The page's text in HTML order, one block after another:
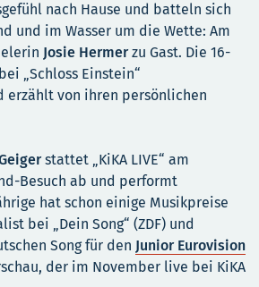
nach Hause und batteln sich
und im Wasser um die Wette: Am
Josie Hermerzu Gast. Die 16-
„Schloss Einstein“
erzählt von ihren persönlichen
stattet „KiKA LIVE“ am
Besuch ab und performt
hat schon einige Musikpreise
bei „Dein Song“ (ZDF) und
Song für den Junior Eurovision
der im November live bei KiKA